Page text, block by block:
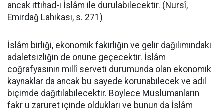
ancak ittihad-ı İslâm ile durulabilecektir. (Nursî,
Emirdağ Lahikası, s. 271)
İslâm birliği, ekonomik fakirliğin ve gelir dağılımındaki
adaletsizliğin de önüne geçecektir. İslâm
coğrafyasının millî serveti durumunda olan ekonomik
kaynaklar da ancak bu sayede korunabilecek ve adil
biçimde dağıtılabilecektir. Böylece Müslümanların
fakr u zaruret içinde oldukları ve bunun da İslâm